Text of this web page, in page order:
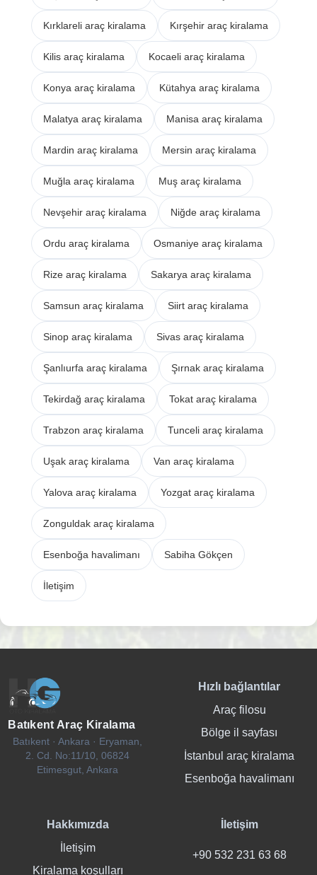
Kırklareli araç kiralama Kırşehir araç kiralama
Kilis araç kiralama Kocaeli araç kiralama
Konya araç kiralama Kütahya araç kiralama
Malatya araç kiralama Manisa araç kiralama
Mardin araç kiralama Mersin araç kiralama
Muğla araç kiralama Muş araç kiralama
Nevşehir araç kiralama Niğde araç kiralama
Ordu araç kiralama Osmaniye araç kiralama
Rize araç kiralama Sakarya araç kiralama
Samsun araç kiralama Siirt araç kiralama
Sinop araç kiralama Sivas araç kiralama
Şanlıurfa araç kiralama Şırnak araç kiralama
Tekirdağ araç kiralama Tokat araç kiralama
Trabzon araç kiralama Tunceli araç kiralama
Uşak araç kiralama Van araç kiralama
Yalova araç kiralama Yozgat araç kiralama
Zonguldak araç kiralama
Esenboğa havalimanı Sabiha Gökçen
İletişim
Batıkent Araç Kiralama
Batıkent · Ankara · Eryaman,
2. Cd. No:11/10, 06824
Etimesgut, Ankara
Hızlı bağlantılar
Araç filosu
Bölge il sayfası
İstanbul araç kiralama
Esenboğa havalimanı
Hakkımızda
İletişim
Kiralama koşulları
İletişim
+90 532 231 63 68